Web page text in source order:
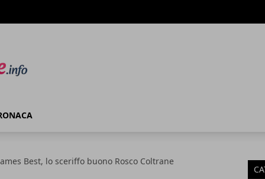
Best, lo sceriffo buono Rosco Coltrane